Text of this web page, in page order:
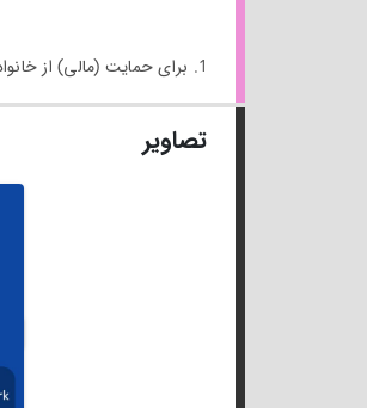
1. برای حمایت (مالی) از خانواده اش، او باید هر روز کار کند.
تصاویر